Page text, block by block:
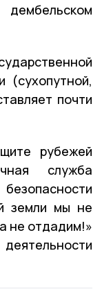
(сухопутной,
почти
рубежей
служба
земли мы не
не отдадим!»